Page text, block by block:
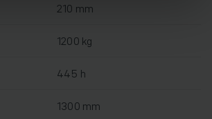
210 mm
1200 kg
445 h
1300 mm